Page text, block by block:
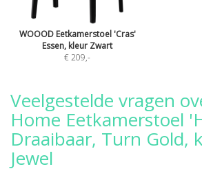
WOOOD Eetkamerstoel 'Cras'
Essen, kleur Zwart
€ 209,-
Veelgestelde vragen
Home Eetkamerstoel
Draaibaar, Turn Gold,
Jewel